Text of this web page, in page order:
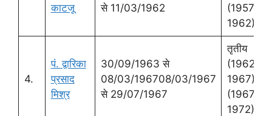
काटजू
से 11/03/1962
(1957-
1962)
4.
पं. द्वारिका
प्रसाद
मिश्र
30/09/1963 से
08/03/196708/03/1967
से 29/07/1967
तृतीय
(1962-
(1967-
1972)